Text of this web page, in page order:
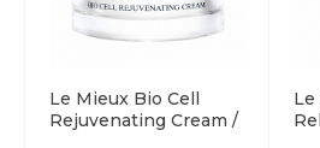
Le Mieux Bio Cell
Rejuvenating Cream /
Le